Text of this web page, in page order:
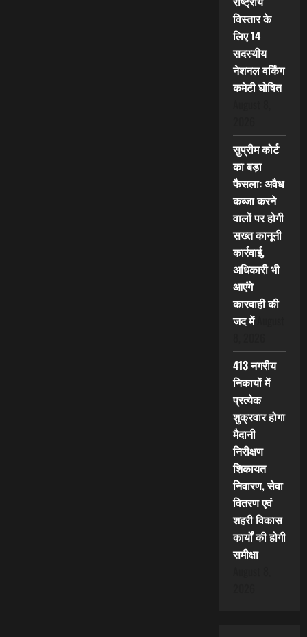
विस्तार के
लिए 14
सदस्यीय
नेशनल वर्किंग
कमेटी घोषित
सुप्रीम कोर्ट
का बड़ा
फैसला: अवैध
कब्जा करने
वालों पर होगी
सख्त कानूनी
कार्रवाई,
अधिकारी भी
आएंगे
कारवाही की
जद में
413 नगरीय
निकायों में
प्रत्येक
शुक्रवार होगा
मैदानी
निरीक्षण
शिकायत
निवारण, सेवा
वितरण एवं
शहरी विकास
कार्यों की होगी
समीक्षा